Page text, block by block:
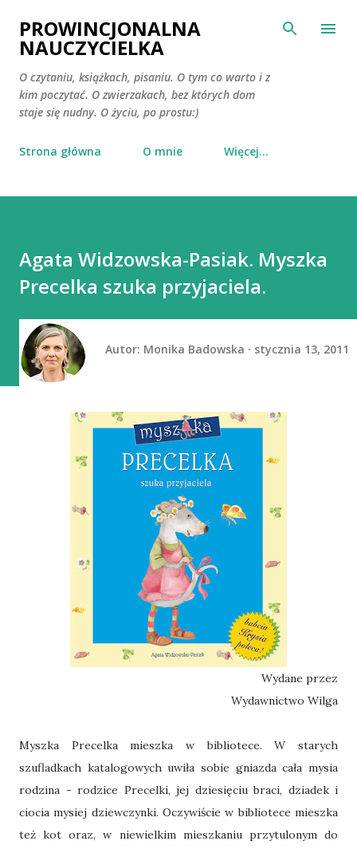
Przejdź do głównej zawartości
PROWINCJONALNA
NAUCZYCIELKA
O czytaniu, książkach, pisaniu. O tym co warto i z
kim poczytać. O zwierzakach, bez których dom
staje się nudny. O życiu, po prostu:)
Strona główna O mnie Więcej…
Agata Widzowska-Pasiak. Myszka
Precelka szuka przyjaciela.
Autor: Monika Badowska stycznia 13, 2011
Wydane przez
Wydawnictwo Wilga
Myszka Precelka mieszka w bibliotece. W starych
szufladkach katalogowych uwiła sobie gniazda cała mysia
rodzina - rodzice Precelki, jej dziesięciu braci, dziadek i
ciocia mysiej dziewczynki. Oczywiście w bibliotece mieszka
też kot oraz, w niewielkim mieszkaniu przytulonym do